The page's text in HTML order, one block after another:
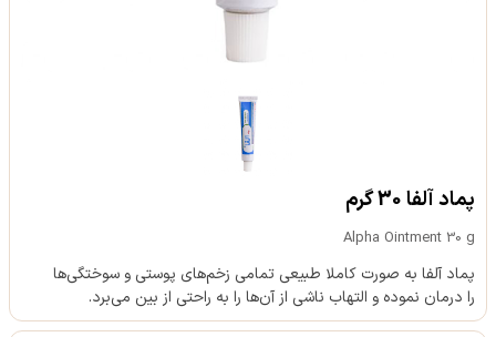
پماد آلفا 30 گرم
Alpha Ointment 30 g
پماد آلفا به صورت کاملا طبیعی تمامی زخم‌های پوستی و سوختگی‌ها
را درمان نموده و التهاب ناشی از آن‌ها را به راحتی از بین می‌برد.